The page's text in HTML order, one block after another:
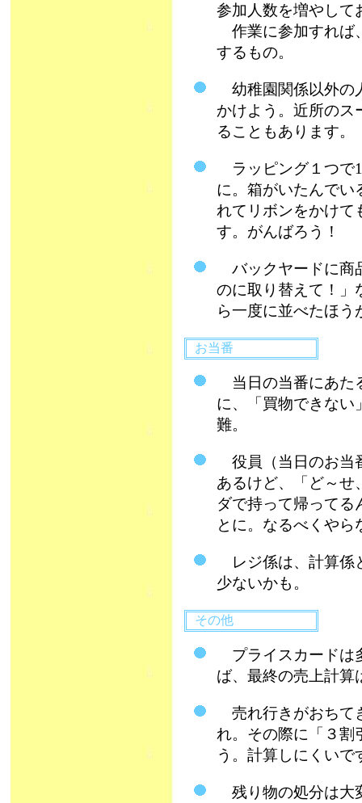
参加人数を増やして
作業に参加すれば
するもの。
幼稚園関係以外の
かけよう。近所のス
ることもあります。
ラッピング１つで
に。箱がいたんでい
れてリボンをかけて
す。がんばろう！
バックヤードに商
のに取り替えて！」
ら一度に並べたほう
お当番
当日の当番にあた
に、「買物できない
難。
役員（当日のお当
あるけど、「ど～せ
ダで持って帰ってる
とに。なるべくや
レジ係は、計算係
少ないかも。
その他
プライスカードは
ば、最終の売上計算
売れ行きがおちて
れ。その際に「３割
う。計算しにくいで
残り物の処分は大